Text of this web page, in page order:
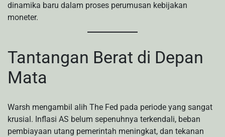
dinamika baru dalam proses perumusan kebijakan
moneter.
Tantangan Berat di Depan
Mata
Warsh mengambil alih The Fed pada periode yang sangat
krusial. Inflasi AS belum sepenuhnya terkendali, beban
pembiayaan utang pemerintah meningkat, dan tekanan